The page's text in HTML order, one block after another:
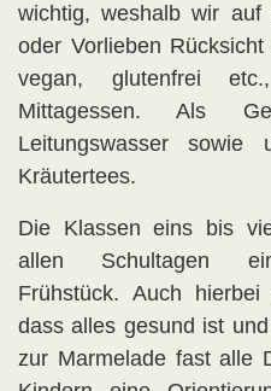
wichtig, weshalb wir auf
oder Vorlieben
vegan, glutenfrei
Mittagessen. Als
Leitungswasser sowie
Kräutertees.
Die Klassen eins bis
allen Schultagen ein
Frühstück. Auch
dass alles gesund ist
zur Marmelade fast alle